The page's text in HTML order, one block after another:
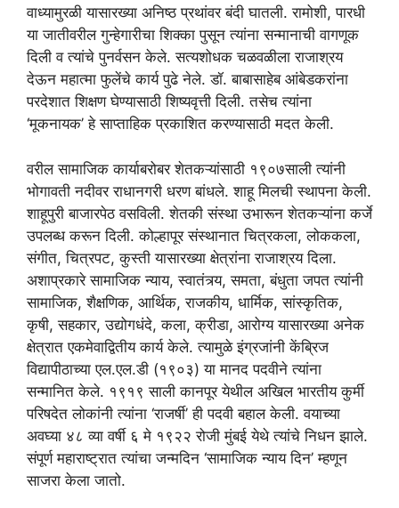
वाध्यामुरळी यासारख्या अनिष्ठ प्रथांवर बंदी घातली. रामोशी, पारधी
या जातीवरील गुन्हेगारीचा शिक्का पुसून त्यांना सन्मानाची वागणूक
दिली व त्यांचे पुनर्वसन केले. सत्यशोधक चळवळीला राजाश्रय
देऊन महात्मा फुलेंचे कार्य पुढे नेले. डॉ. बाबासाहेब आंबेडकरांना
परदेशात शिक्षण घेण्यासाठी शिष्यवृत्ती दिली. तसेच त्यांना
‘मूकनायक’ हे साप्ताहिक प्रकाशित करण्यासाठी मदत केली.
वरील सामाजिक कार्याबरोबर शेतकऱ्यांसाठी १९०७साली त्यांनी
भोगावती नदीवर राधानगरी धरण बांधले. शाहू मिलची स्थापना केली.
शाहूपुरी बाजारपेठ वसविली. शेतकी संस्था उभारून शेतकऱ्यांना कर्जे
उपलब्ध करून दिली. कोल्हापूर संस्थानात चित्रकला, लोककला,
संगीत, चित्रपट, कुस्ती यासारख्या क्षेत्रांना राजाश्रय दिला.
अशाप्रकारे सामाजिक न्याय, स्वातंत्र्य, समता, बंधुता जपत त्यांनी
सामाजिक, शैक्षणिक, आर्थिक, राजकीय, धार्मिक, सांस्कृतिक,
कृषी, सहकार, उद्योगधंदे, कला, क्रीडा, आरोग्य यासारख्या अनेक
क्षेत्रात एकमेवाद्वितीय कार्य केले. त्यामुळे इंग्रजांनी केंब्रिज
विद्यापीठाच्या एल.एल.डी (१९०३) या मानद पदवीने त्यांना
सन्मानित केले. १९१९ साली कानपूर येथील अखिल भारतीय कुर्मी
परिषदेत लोकांनी त्यांना ‘राजर्षी’ ही पदवी बहाल केली. वयाच्या
अवघ्या ४८ व्या वर्षी ६ मे १९२२ रोजी मुंबई येथे त्यांचे निधन झाले.
संपूर्ण महाराष्ट्रात त्यांचा जन्मदिन ‘सामाजिक न्याय दिन’ म्हणून
साजरा केला जातो.